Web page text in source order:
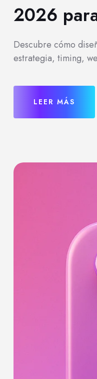
2026
Descubre cómo
estrategia, timing,
LEER MÁS